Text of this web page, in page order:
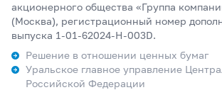
акционерного общества «Группа
(Москва), регистрационный номер
выпуска 1-01-62024-H-003D.
Решение в отношении ценных бумаг
Уральское главное управление
Российской Федерации